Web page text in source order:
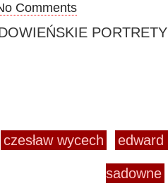
Comments
czesław wycech edward
sadowne